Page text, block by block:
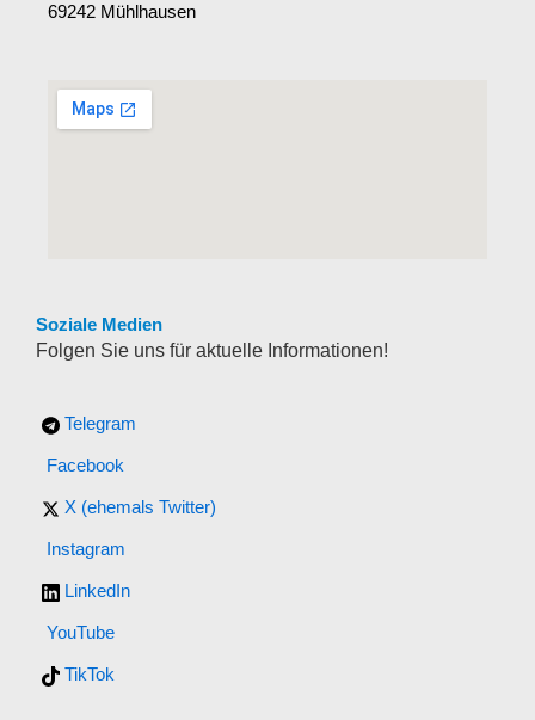
69242 Mühlhausen
Soziale Medien
Folgen Sie uns für aktuelle Informationen!
Telegram
Facebook
X (ehemals Twitter)
Instagram
LinkedIn
YouTube
TikTok